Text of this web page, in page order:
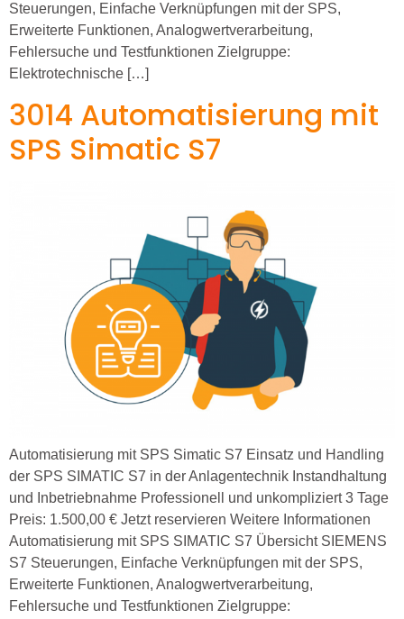
Steuerungen, Einfache Verknüpfungen mit der SPS,
Erweiterte Funktionen, Analogwertverarbeitung,
Fehlersuche und Testfunktionen Zielgruppe:
Elektrotechnische […]
3014 Automatisierung mit
SPS Simatic S7
Automatisierung mit SPS Simatic S7 Einsatz und Handling
der SPS SIMATIC S7 in der Anlagentechnik Instandhaltung
und Inbetriebnahme Professionell und unkompliziert 3 Tage
Preis: 1.500,00 € Jetzt reservieren Weitere Informationen
Automatisierung mit SPS SIMATIC S7 Übersicht SIEMENS
S7 Steuerungen, Einfache Verknüpfungen mit der SPS,
Erweiterte Funktionen, Analogwertverarbeitung,
Fehlersuche und Testfunktionen Zielgruppe: